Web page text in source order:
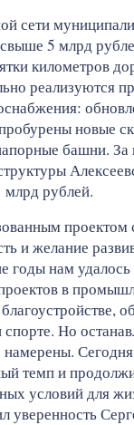
сети
5 млрд
километров
реализуются
новые
башни. За
млрд рублей.
проектом
и желание
годы нам удалось
в
Но
темп и
условий для
уверенность